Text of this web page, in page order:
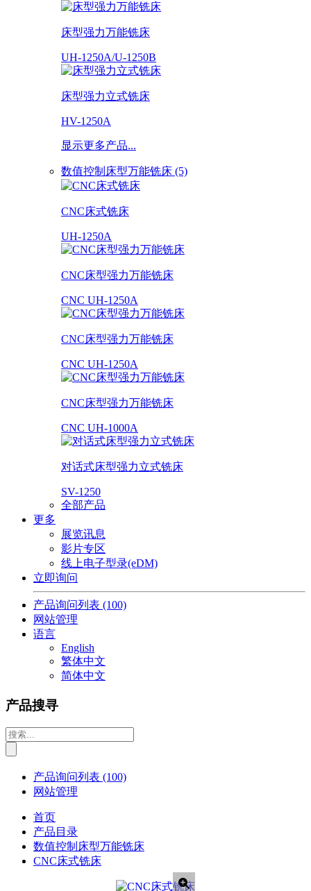
床型强力万能铣床
UH-1250A/U-1250B
床型强力立式铣床
HV-1250A
显示更多产品...
数值控制床型万能铣床 (5)
CNC床式铣床
UH-1250A
CNC床型强力万能铣床
CNC UH-1250A
CNC床型强力万能铣床
CNC UH-1250A
CNC床型强力万能铣床
CNC UH-1000A
对话式床型强力立式铣床
SV-1250
全部产品
更多
展览讯息
影片专区
线上电子型录(eDM)
立即询问
产品询问列表 (100)
网站管理
语言
English
繁体中文
简体中文
产品搜寻
产品询问列表 (100)
网站管理
首页
产品目录
数值控制床型万能铣床
CNC床式铣床